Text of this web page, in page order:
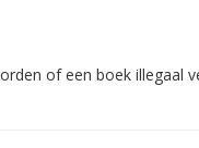
of een boek illegaal